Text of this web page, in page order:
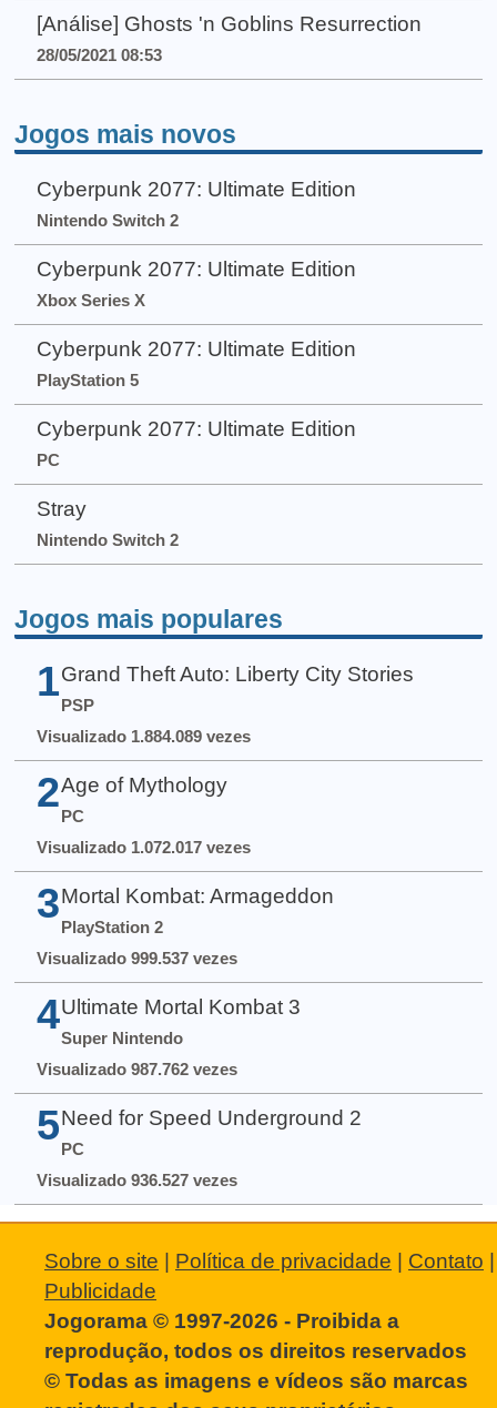
[Análise] Ghosts 'n Goblins Resurrection
28/05/2021 08:53
Jogos mais novos
Cyberpunk 2077: Ultimate Edition
Nintendo Switch 2
Cyberpunk 2077: Ultimate Edition
Xbox Series X
Cyberpunk 2077: Ultimate Edition
PlayStation 5
Cyberpunk 2077: Ultimate Edition
PC
Stray
Nintendo Switch 2
Jogos mais populares
1 Grand Theft Auto: Liberty City Stories
PSP
Visualizado 1.884.089 vezes
2 Age of Mythology
PC
Visualizado 1.072.017 vezes
3 Mortal Kombat: Armageddon
PlayStation 2
Visualizado 999.537 vezes
4 Ultimate Mortal Kombat 3
Super Nintendo
Visualizado 987.762 vezes
5 Need for Speed Underground 2
PC
Visualizado 936.527 vezes
Sobre o site | Política de privacidade | Contato |
Publicidade
Jogorama © 1997-2026 - Proibida a
reprodução, todos os direitos reservados
© Todas as imagens e vídeos são marcas